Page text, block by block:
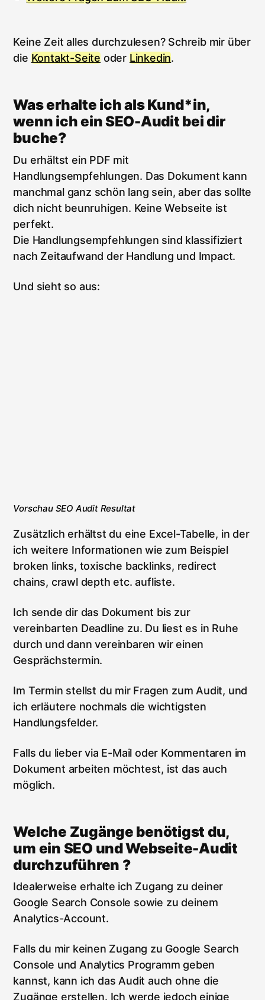
Keine Zeit alles durchzulesen? Schreib mir über
die Kontakt-Seite oder Linkedin.
Was erhalte ich als Kund*in,
wenn ich ein SEO-Audit bei dir
buche?
Du erhältst ein PDF mit
Handlungsempfehlungen. Das Dokument kann
manchmal ganz schön lang sein, aber das sollte
dich nicht beunruhigen. Keine Webseite ist
perfekt.
Die Handlungsempfehlungen sind klassifiziert
nach Zeitaufwand der Handlung und Impact.
Und sieht so aus:
Vorschau SEO Audit Resultat
Zusätzlich erhältst du eine Excel-Tabelle, in der
ich weitere Informationen wie zum Beispiel
broken links, toxische backlinks, redirect
chains, crawl depth etc. aufliste.
Ich sende dir das Dokument bis zur
vereinbarten Deadline zu. Du liest es in Ruhe
durch und dann vereinbaren wir einen
Gesprächstermin.
Im Termin stellst du mir Fragen zum Audit, und
ich erläutere nochmals die wichtigsten
Handlungsfelder.
Falls du lieber via E-Mail oder Kommentaren im
Dokument arbeiten möchtest, ist das auch
möglich.
Welche Zugänge benötigst du,
um ein SEO und Webseite-Audit
durchzuführen ?
Idealerweise erhalte ich Zugang zu deiner
Google Search Console sowie zu deinem
Analytics-Account.
Falls du mir keinen Zugang zu Google Search
Console und Analytics Programm geben
kannst, kann ich das Audit auch ohne die
Zugänge erstellen. Ich werde jedoch einige